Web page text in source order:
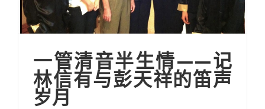
一管清音半生情——记
林信有与彭天祥的笛声
岁月